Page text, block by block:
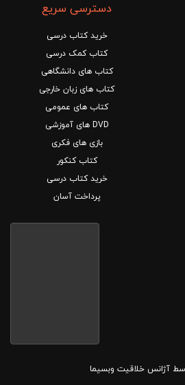
دسترسی سریع
خرید کتاب درسی
کتاب کمک درسی
کتاب های دانشگاهی
کتاب های زبان خارجی
کتاب های عمومی
DVD های آموزشی
بازی های فکری
کتاب کنکور
خرید کتاب درسی
پرداخت آسان
آژانس خلاقیت وبسیما